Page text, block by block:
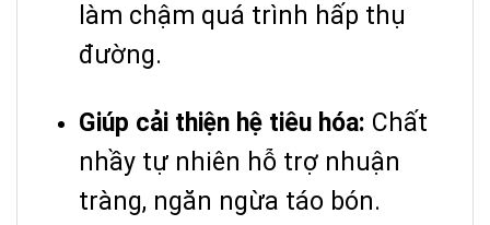
làm chậm quá trình hấp thụ
đường.
Giúp cải thiện hệ tiêu hóa: Chất
nhầy tự nhiên hỗ trợ nhuận
tràng, ngăn ngừa táo bón.